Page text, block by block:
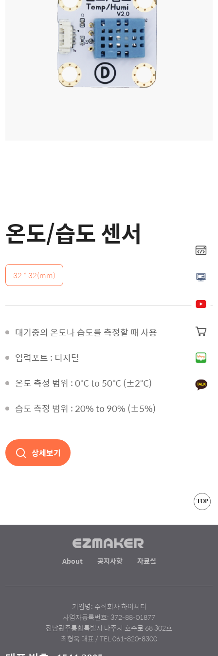
온도/습도 센서
32 * 32(mm)
대기중의 온도나 습도를 측정할 때 사용
입력포트 : 디지털
온도 측정 범위 : 0℃ to 50℃ (±2℃)
습도 측정 범위 : 20% to 90% (±5%)
상세보기
TOP
About 공지사항 자료실
기업명: 주식회사 하이씨티
사업자등록번호: 372-88-01877
전남광주통합특별시 나주시 호수로 68 302호
최형욱 대표 / TEL 061-820-8300